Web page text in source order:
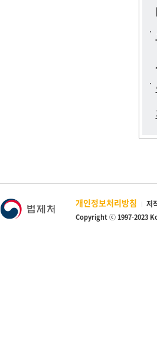
개인정보처리방침 저
Copyright ⓒ 1997-2023